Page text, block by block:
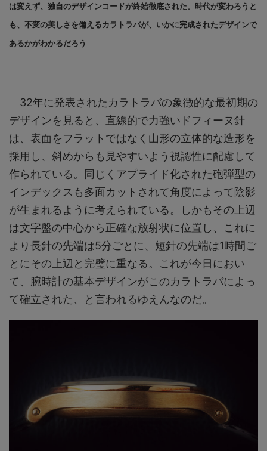
は変えず、独自のデザインコードが終始徹底された。時代が変わろうと
も、不変の美しさを備えるカラトラバが、いかに完成されたデザインで
あるかがわかるだろう
32年に発表されたカラトラバの象徴的な最初期の
デザインを見ると、直線的で力強いドフィーヌ針
は、表面をフラットではなく山形の立体的な造形を
採用し、斜めからも見やすいよう視認性に配慮して
作られている。同じくアプライド化された砲弾型の
インデックスも多面カットされて角度によって陰影
が生まれるように考えられている。しかもその上辺
は文字盤の中心から正確な放射状に位置し、これに
より長針の先端は5分ごとに、短針の先端は1時間ご
とにその上辺と完璧に重なる。これが今日におい
て、腕時計の基本デザインがこのカラトラバによっ
て確立された、と言われるゆえんなのだ。